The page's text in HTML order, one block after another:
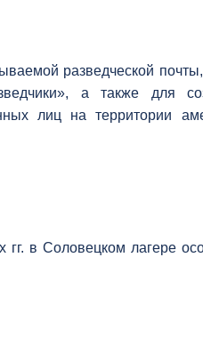
разведческой
а также для
лиц на территории
в Соловецком лагере